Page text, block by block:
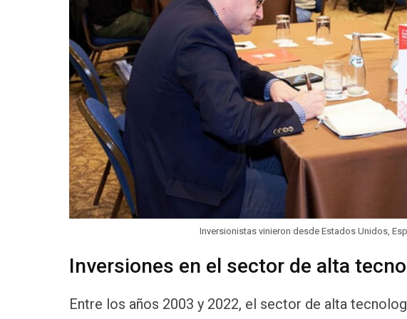
Inversionistas vinieron desde Estados Unidos,
Inversiones en el sector de alta
Entre los años 2003 y 2022, el sector de alta